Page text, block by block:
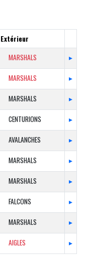
Extérieur
MARSHALS ▸
MARSHALS ▸
MARSHALS ▸
CENTURIONS ▸
AVALANCHES ▸
MARSHALS ▸
MARSHALS ▸
FALCONS ▸
MARSHALS ▸
AIGLES ▸